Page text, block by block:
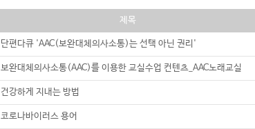
제목
단편다큐 'AAC(보완대체의사소통)는 선택 아닌 권리'
보완대체의사소통(AAC)를 이용한 교실수업 컨텐츠_AAC노래교실
건강하게 지내는 방법
코로나바이러스 용어